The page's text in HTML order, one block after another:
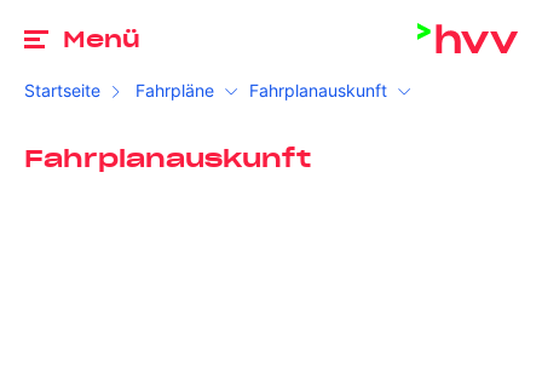
Menü
Startseite Fahrpläne Fahrplanauskunft
Fahrplanauskunft